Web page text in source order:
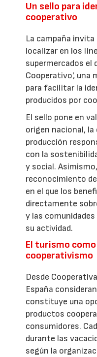
Un sello para
cooperativo
La campaña
localizar en los
supermercados
Cooperativo', una
para facilitar la
producidos por
El sello pone en
origen nacional, la
producción
con la
y social.
reconocimiento
en el que los
directamente
y las
su actividad.
El turismo
cooperativismo
Desde
España
constituye una
productos
consumidores.
durante las
según la